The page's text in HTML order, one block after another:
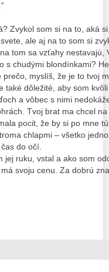
Zvykol som si na to, aká
ale aj na to som si
tom sa vzťahy nestavajú,
s chudými blondínkami?
myslíš, že je to tvoj
také dôležité, aby som
a vôbec s nimi
Tvoj brat ma chcel
pocit, že by si po mne
chlapmi – všetko
do očí.
jej ruku, vstal a ako som
svoju cenu. Za dobrú